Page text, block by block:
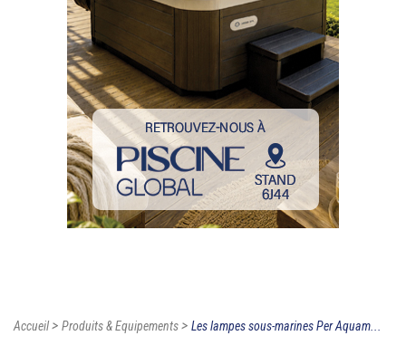
Accueil> Produits & Equipements> Les lampes sous-marines Per Aquam...